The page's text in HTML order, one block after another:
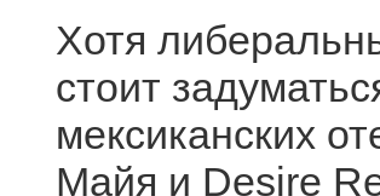
Хотя
стоит
мексиканских
Майя и Desire